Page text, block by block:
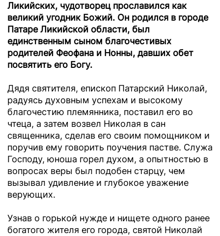
Ликийских, чудотворец прославился как
великий угодник Божий. Он родился в городе
Патаре Ликийской области, был
единственным сыном благочестивых
родителей Феофана и Нонны, давших обет
посвятить его Богу.
Дядя святителя, епископ Патарский Николай,
радуясь духовным успехам и высокому
благочестию племянника, поставил его во
чтеца, а затем возвел Николая в сан
священника, сделав его своим помощником и
поручив ему говорить поучения пастве. Служа
Господу, юноша горел духом, а опытностью в
вопросах веры был подобен старцу, чем
вызывал удивление и глубокое уважение
верующих.
Узнав о горькой нужде и нищете одного ранее
богатого жителя его города, святой Николай